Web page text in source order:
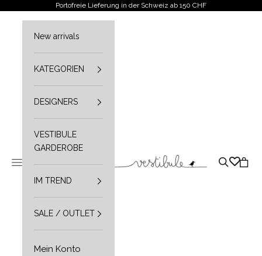
Zum Inhalt springenPortofreie Lieferung in der Schweiz ab 150 CHF
Vestibule
Navigationsmenü öffnen Suche
New arrivals
KATEGORIEN
DESIGNERS
VESTIBULE
GARDEROBE
IM TREND
SALE / OUTLET
Mein Konto